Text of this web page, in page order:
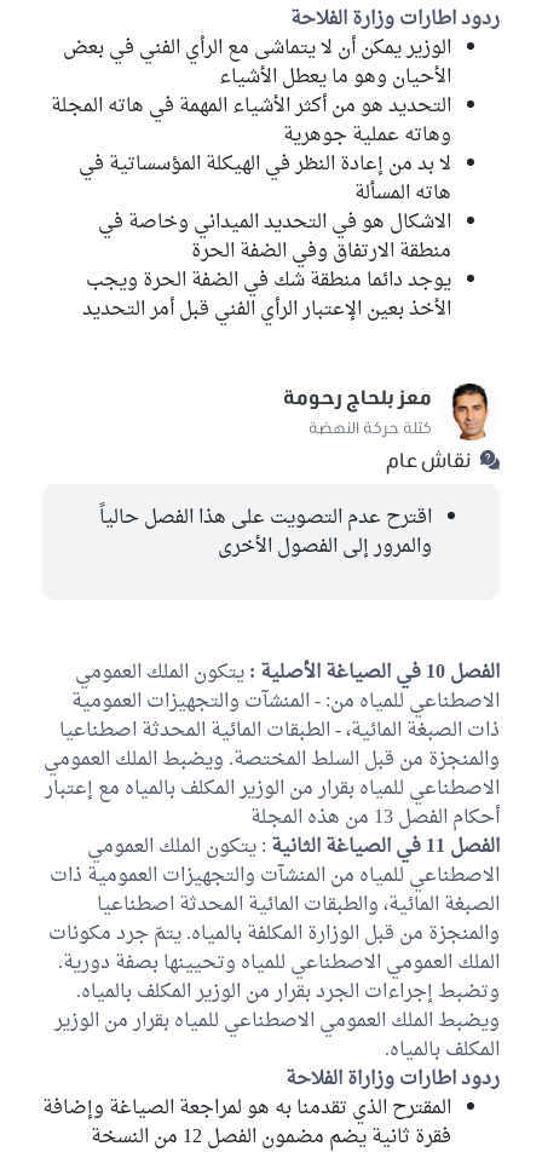
ردود اطارات وزارة الفلاحة
الوزير يمكن أن لا يتماشى مع الرأي الفني في بعض
الأحيان وهو ما يعطل الأشياء
التحديد هو من أكثر الأشياء المهمة في هاته المجلة
وهاته عملية جوهرية
لا بد من إعادة النظر في الهيكلة المؤسساتية في
هاته المسألة
الاشكال هو في التحديد الميداني وخاصة في
منطقة الارتفاق وفي الضفة الحرة
يوجد دائما منطقة شك في الضفة الحرة ويجب
الأخذ بعين الإعتبار الرأي الفني قبل أمر التحديد
معز بلحاج رحومة
كتلة حركة النهضة
نقاش عام
اقترح عدم التصويت على هذا الفصل حالياً
والمرور إلى الفصول الأخرى
الفصل 10 في الصياغة الأصلية :
يتكون الملك العمومي
الاصطناعي للمياه من: - المنشآت والتجهيزات العمومية
ذات الصبغة المائية، - الطبقات المائية المحدثة اصطناعيا
والمنجزة من قبل السلط المختصة. ويضبط الملك العمومي
الاصطناعي للمياه بقرار من الوزير المكلف بالمياه مع إعتبار
أحكام الفصل 13 من هذه المجلة
الفصل 11 في الصياغة الثانية
: يتكون الملك العمومي
الاصطناعي للمياه من المنشآت والتجهيزات العمومية ذات
الصبغة المائية، والطبقات المائية المحدثة اصطناعيا
والمنجزة من قبل الوزارة المكلفة بالمياه. يتمّ جرد مكونات
الملك العمومي الاصطناعي للمياه وتحيينها بصفة دورية.
وتضبط إجراءات الجرد بقرار من الوزير المكلف بالمياه.
ويضبط الملك العمومي الاصطناعي للمياه بقرار من الوزير
المكلف بالمياه.
ردود اطارات وزاراة الفلاحة
المقترح الذي تقدمنا به هو لمراجعة الصياغة وإضافة
فقرة ثانية يضم مضمون الفصل 12 من النسخة